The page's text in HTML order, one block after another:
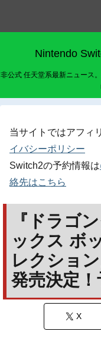
Nintendo
非公式 任天堂系最新ニュース
当サイトではアフィ
イバシーポリシー
Switch2の予約情報は
絡先はこちら
『ドラゴ
ックス ボ
レクショ
発売決定
X